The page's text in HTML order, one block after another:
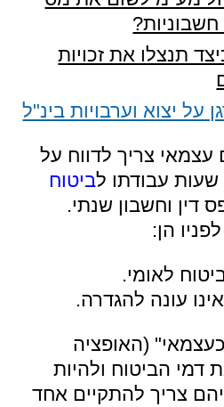
תנצלו את זכויות
על יצוא וערבויות בינ"ל
צריך לדווח על
שעות עבודתו לביטוח
דין וחשבון שנתי.
הן:
(האופציה
הביטוח ולהיות
צריך להתקיים אחד